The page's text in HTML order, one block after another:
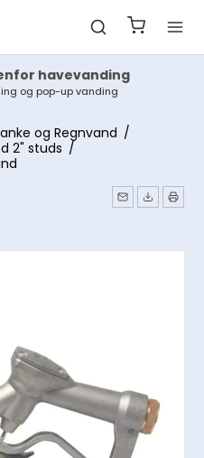
havevanding
og pop-up vanding
og Regnvand /
2" studs /